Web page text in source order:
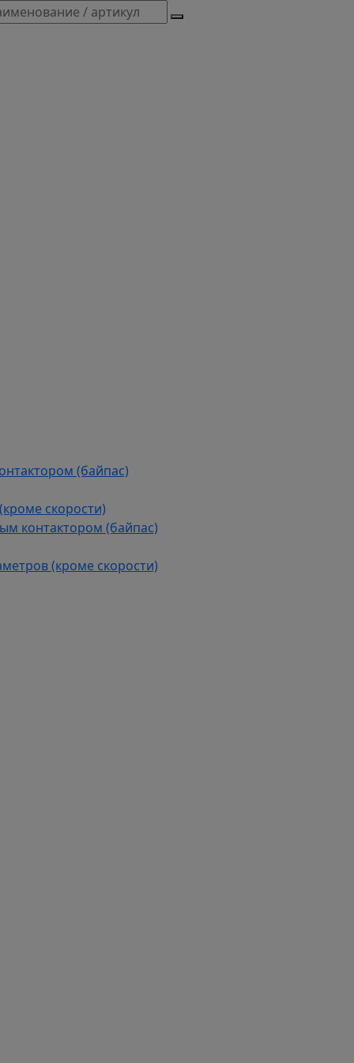
(байпас)
скорости)
контактором (байпас)
(кроме скорости)